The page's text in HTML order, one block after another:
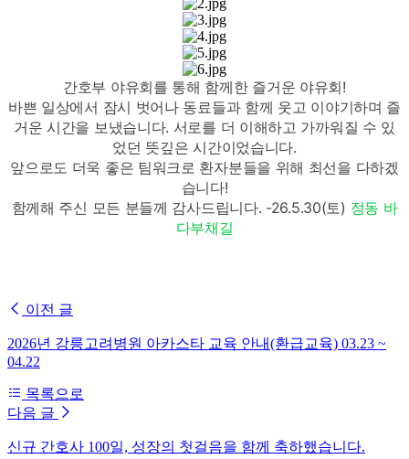
간호부 야유회를 통해 함께한 즐거운 야유회!
바쁜 일상에서 잠시 벗어나 동료들과 함께 웃고 이야기하며 즐
거운 시간을 보냈습니다. 서로를 더 이해하고 가까워질 수 있
었던 뜻깊은 시간이었습니다.
앞으로도 더욱 좋은 팀워크로 환자분들을 위해 최선을 다하겠
습니다!
함께해 주신 모든 분들께 감사드립니다. -26.5.30(토) 정동 바
다부채길
이전 글
2026년 강릉고려병원 아카스타 교육 안내(환급교육) 03.23 ~
04.22
목록으로
다음 글
신규 간호사 100일, 성장의 첫걸음을 함께 축하했습니다.